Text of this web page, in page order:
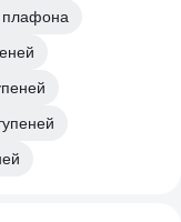
плафона